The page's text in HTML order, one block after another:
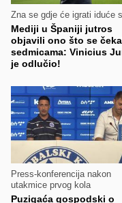
Zna se gdje će igrati iduće
Mediji u Španiji jutros
objavili ono što se
sedmicama: Vinicius
je odlučio!
Press-konferencija nakon
utakmice prvog kola
Puzigaća gospodski o